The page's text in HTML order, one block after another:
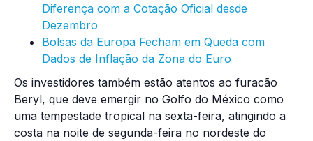
Diferença com a Cotação Oficial desde
Dezembro
Bolsas da Europa Fecham em Queda com
Dados de Inflação da Zona do Euro
Os investidores também estão atentos ao furacão
Beryl, que deve emergir no Golfo do México como
uma tempestade tropical na sexta-feira, atingindo a
costa na noite de segunda-feira no nordeste do